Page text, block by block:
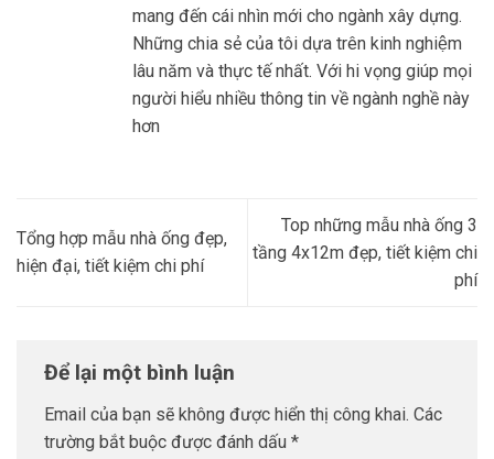
mang đến cái nhìn mới cho ngành xây dựng.
Những chia sẻ của tôi dựa trên kinh nghiệm
lâu năm và thực tế nhất. Với hi vọng giúp mọi
người hiểu nhiều thông tin về ngành nghề này
hơn
Tổng hợp mẫu nhà ống đẹp,
hiện đại, tiết kiệm chi phí
Top những mẫu nhà ống 3
tầng 4x12m đẹp, tiết kiệm chi
phí
Để lại một bình luận
Email của bạn sẽ không được hiển thị công khai. Các
trường bắt buộc được đánh dấu *